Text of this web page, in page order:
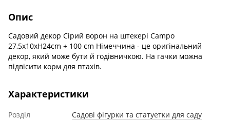
Опис
Cадовий декор Cірий ворон на штекері Campo
27,5x10xH24cm + 100 cm Німеччина - це оригінальний
декор, який може бути й годівничкою. На гачки можна
підвісити корм для птахів.
Характеристики
Розділ
Садові фігурки та статуетки для саду